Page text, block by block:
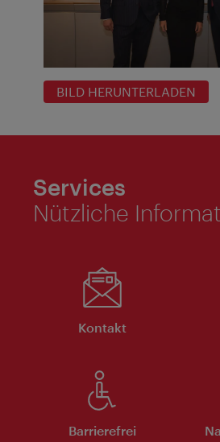
BILD HERUNTERLADEN
Services
Nützliche
Kontakt
Barrierefrei